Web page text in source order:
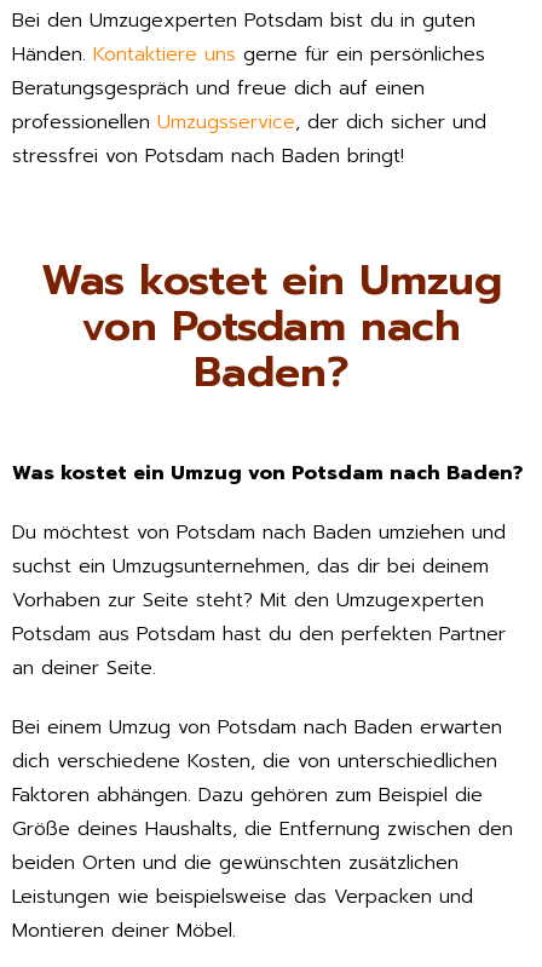
Bei den Umzugexperten Potsdam bist du in guten
Händen. Kontaktiere uns gerne für ein persönliches
Beratungsgespräch und freue dich auf einen
professionellen Umzugsservice, der dich sicher und
stressfrei von Potsdam nach Baden bringt!
Was kostet ein Umzug
von Potsdam nach
Baden?
Was kostet ein Umzug von Potsdam nach Baden?
Du möchtest von Potsdam nach Baden umziehen und
suchst ein Umzugsunternehmen, das dir bei deinem
Vorhaben zur Seite steht? Mit den Umzugexperten
Potsdam aus Potsdam hast du den perfekten Partner
an deiner Seite.
Bei einem Umzug von Potsdam nach Baden erwarten
dich verschiedene Kosten, die von unterschiedlichen
Faktoren abhängen. Dazu gehören zum Beispiel die
Größe deines Haushalts, die Entfernung zwischen den
beiden Orten und die gewünschten zusätzlichen
Leistungen wie beispielsweise das Verpacken und
Montieren deiner Möbel.